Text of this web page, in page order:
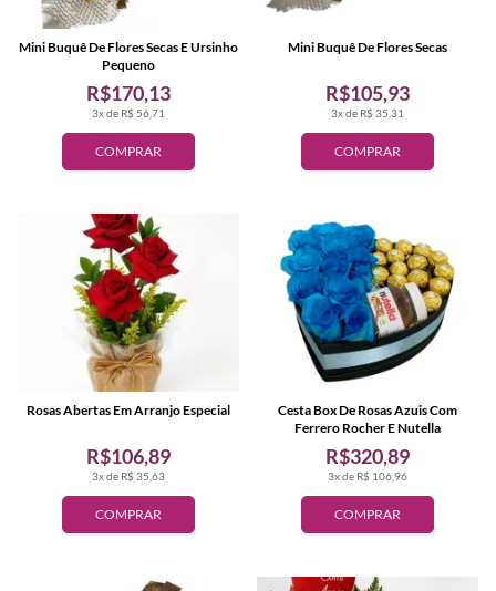
COMPRAR
3x de R$ 56,71
R$170,13
Mini Buquê De Flores Secas E Ursinho
Pequeno
COMPRAR
3x de R$ 35,31
R$105,93
Mini Buquê De Flores Secas
COMPRAR
3x de R$ 35,63
R$106,89
Rosas Abertas Em Arranjo Especial
COMPRAR
3x de R$ 106,96
R$320,89
Cesta Box De Rosas Azuis Com
Ferrero Rocher E Nutella